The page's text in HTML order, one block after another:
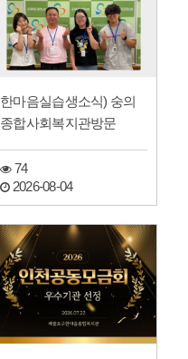
한마음실습생소식) 숭의
종합사회복지관방문
74
2026-08-04